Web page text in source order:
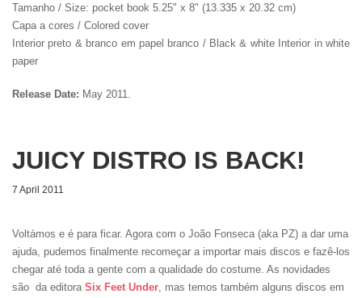
Tamanho / Size: pocket book 5.25" x 8" (13.335 x 20.32 cm)
Capa a cores / Colored cover
Interior preto & branco em papel branco / Black & white Interior in white
paper
Release Date: May 2011.
JUICY DISTRO IS BACK!
7 April 2011
Voltámos e é para ficar. Agora com o João Fonseca (aka PZ) a dar uma
ajuda, pudemos finalmente recomeçar a importar mais discos e fazê-los
chegar até toda a gente com a qualidade do costume. As novidades
são da editora Six Feet Under, mas temos também alguns discos em